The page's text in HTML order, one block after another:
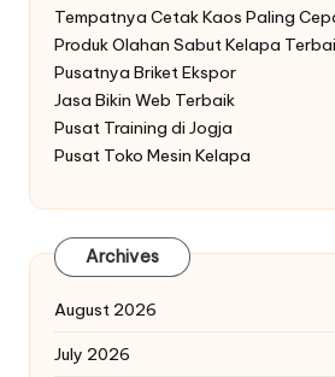
Tempatnya Cetak Kaos Paling
Produk Olahan Sabut Kelapa
Pusatnya Briket Ekspor
Jasa Bikin Web Terbaik
Pusat Training di Jogja
Pusat Toko Mesin Kelapa
Archives
August 2026
July 2026